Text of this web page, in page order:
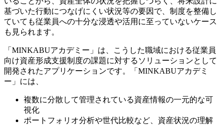
基づいた行動につなげにくい状況等の要因で、制度を整備し
ていても従業員への十分な浸透や活用に至っていないケース
も見られます。
「MINKABUアカデミー」は、こうした職域における従業員
向け資産形成支援制度の課題に対するソリューションとして
開発されたアプリケーションです。「MINKABUアカデミ
ー」には、
複数に分散して管理されている資産情報の一元的な可
視化
ポートフォリオ分析や世代比較など、資産状況の理解